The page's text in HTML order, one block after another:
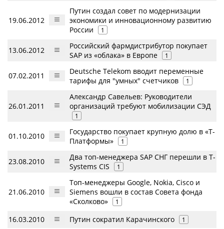
19.06.2012
Путин создал совет по модернизации
экономики и инновационному развитию
России
1
13.06.2012
Российский фармдистрибутор покупает
SAP из «облака» в Европе
1
07.02.2011
Deutsche Telekom вводит переменные
тарифы для "умных" счетчиков
1
26.01.2011
Александр Савельев: Руководители
организаций требуют мобилизации СЭД
1
01.10.2010
Государство покупает крупную долю в «Т-
Платформы»
1
23.08.2010
Два топ-менеджера SAP СНГ перешли в T-
Systems CIS
1
21.06.2010
Топ-менеджеры Google, Nokia, Cisco и
Siemens вошли в состав Совета фонда
«Сколково»
1
16.03.2010 Путин сократил Карачинского 1